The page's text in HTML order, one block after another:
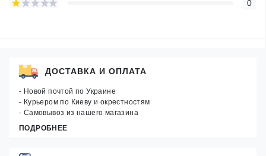
0
ДОСТАВКА И ОПЛАТА
- Новой почтой по Украине
- Курьером по Киеву и окрестностям
- Самовывоз из нашего магазина
ПОДРОБНЕЕ